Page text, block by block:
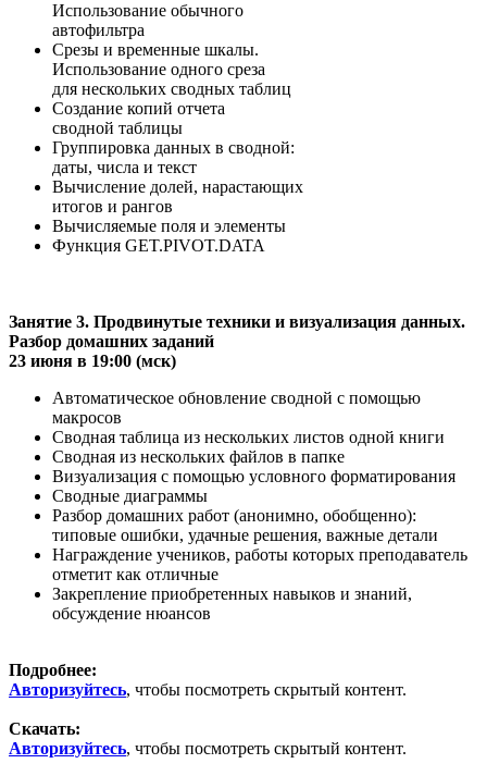
Использование обычного
автофильтра
Срезы и временные шкалы.
Использование одного среза
для нескольких сводных таблиц
Создание копий отчета
сводной таблицы
Группировка данных в сводной:
даты, числа и текст
Вычисление долей, нарастающих
итогов и рангов
Вычисляемые поля и элементы
Функция GET.PIVOT.DATA
Занятие 3. Продвинутые техники и визуализация данных.
Разбор домашних заданий
23 июня в 19:00 (мск)
Автоматическое обновление сводной с помощью
макросов
Сводная таблица из нескольких листов одной книги
Сводная из нескольких файлов в папке
Визуализация с помощью условного форматирования
Сводные диаграммы
Разбор домашних работ (анонимно, обобщенно):
типовые ошибки, удачные решения, важные детали
Награждение учеников, работы которых преподаватель
отметит как отличные
Закрепление приобретенных навыков и знаний,
обсуждение нюансов
Подробнее:
Авторизуйтесь, чтобы посмотреть скрытый контент.
Скачать:
Авторизуйтесь, чтобы посмотреть скрытый контент.